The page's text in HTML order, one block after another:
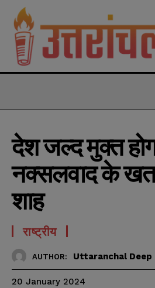
देश जल्द मुक्त
नक्सलवाद के
शाह
राष्ट्रीय
AUTHOR: Uttaranchal Deep
20 January 2024